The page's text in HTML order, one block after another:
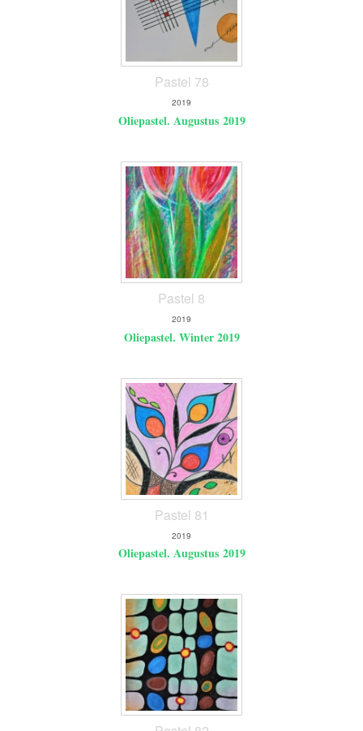
Pastel 78
2019
Oliepastel. Augustus 2019
Pastel 8
2019
Oliepastel. Winter 2019
Pastel 81
2019
Oliepastel. Augustus 2019